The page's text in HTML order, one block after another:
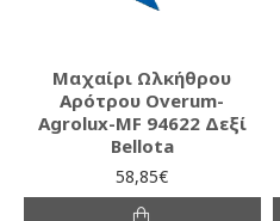
Μαχαίρι Ωλκήθρου
Αρότρου Overum-
Agrolux-MF 94622 Δεξί
Bellota
58,85€